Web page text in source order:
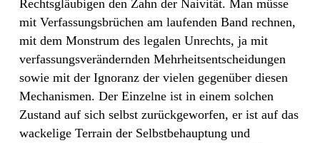
Rechtsgläubigen den Zahn der Naivität. Man müsse
mit Verfassungsbrüchen am laufenden Band rechnen,
mit dem Monstrum des legalen Unrechts, ja mit
verfassungsverändernden Mehrheitsentscheidungen
sowie mit der Ignoranz der vielen gegenüber diesen
Mechanismen. Der Einzelne ist in einem solchen
Zustand auf sich selbst zurückgeworfen, er ist auf das
wackelige Terrain der Selbstbehauptung und